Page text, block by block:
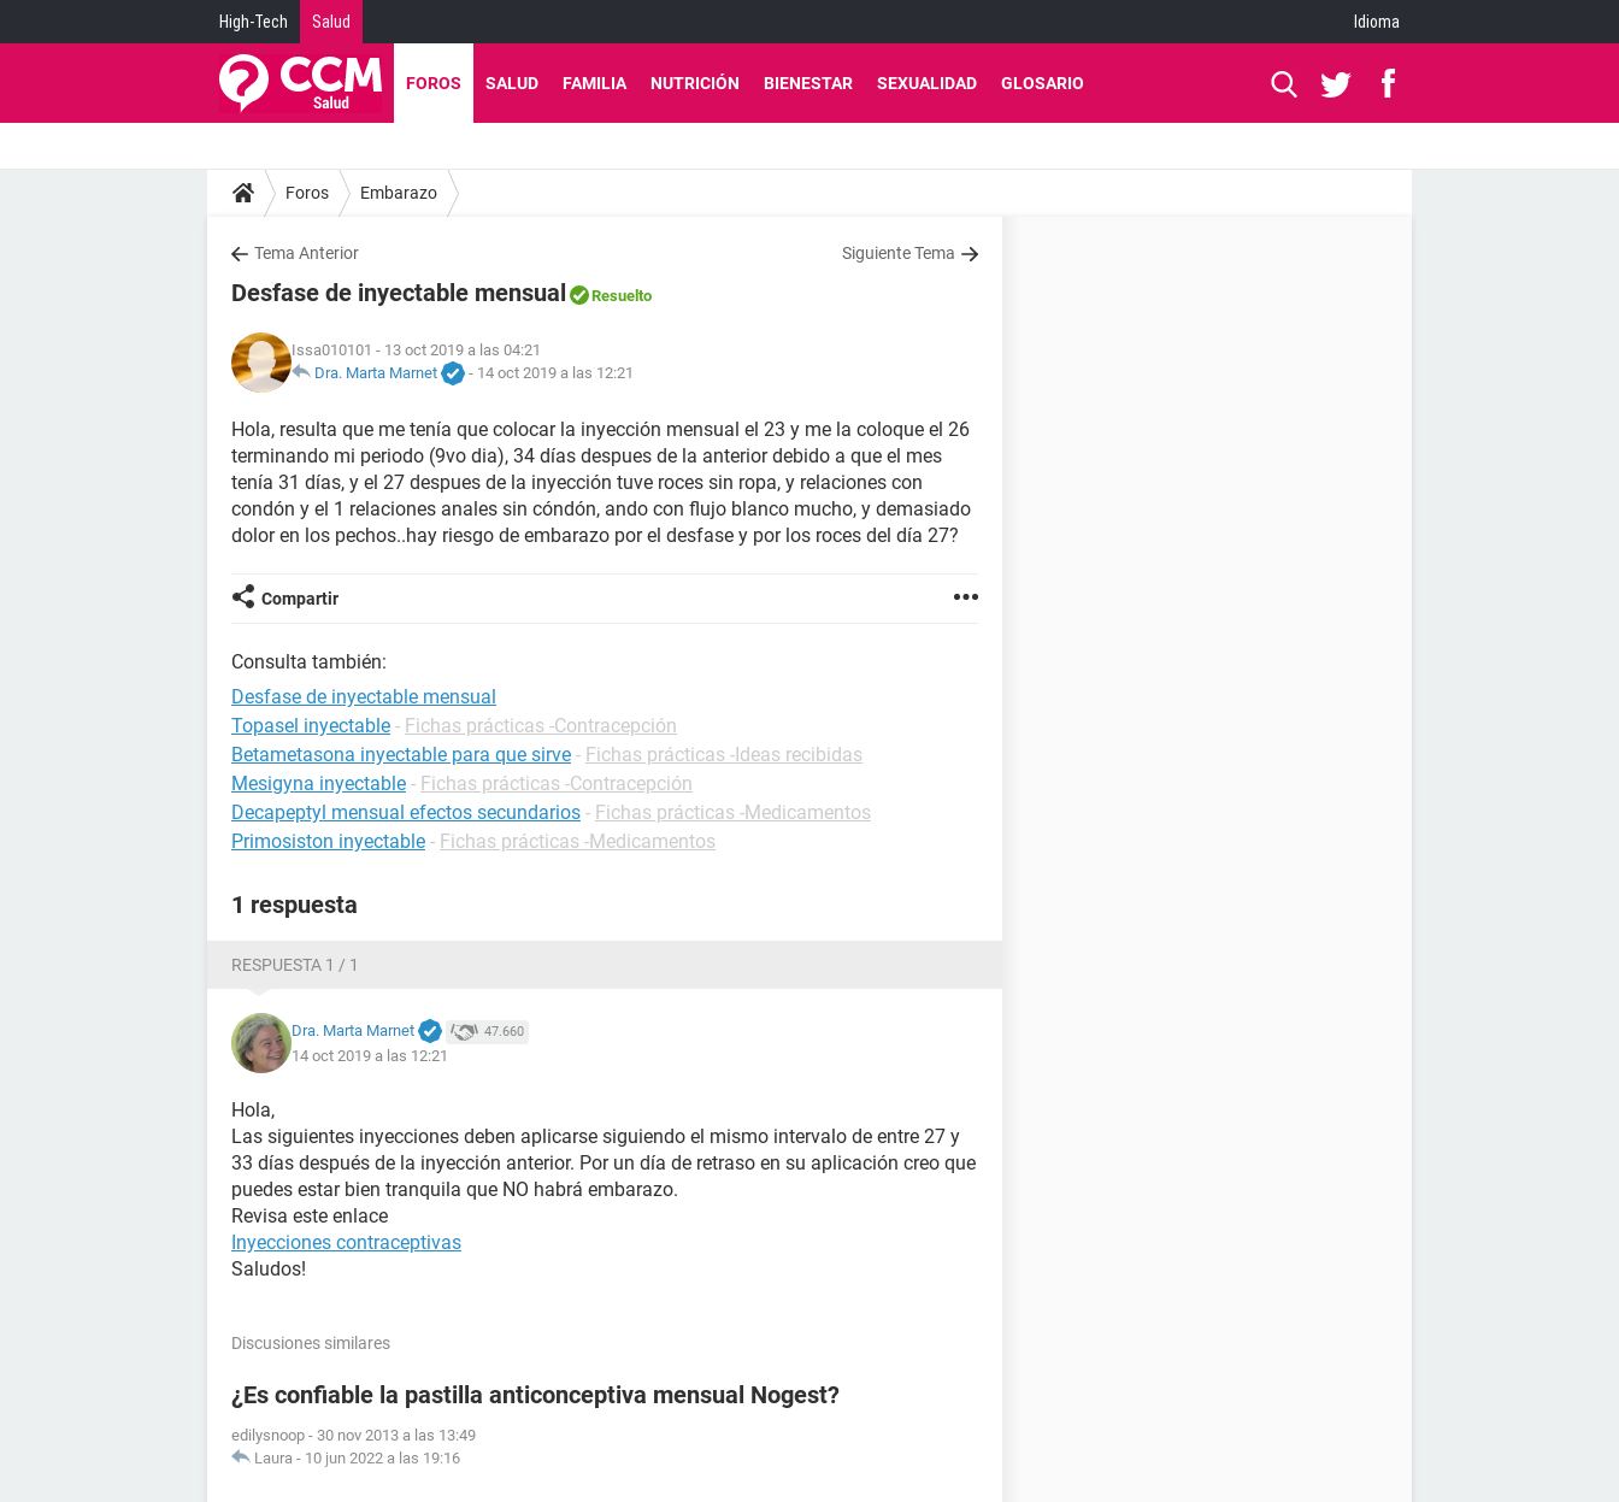
High-Tech Salud Idioma
FOROS SALUD FAMILIA NUTRICIÓN BIENESTAR SEXUALIDAD GLOSARIO
Foros Embarazo
Tema Anterior Siguiente Tema
Desfase de inyectable mensual Resuelto
Issa010101 - 13 oct 2019 a las 04:21
Dra. Marta Marnet
- 14 oct 2019 a las 12:21
Hola, resulta que me tenía que colocar la inyección mensual el 23 y me la coloque el 26
terminando mi periodo (9vo dia), 34 días despues de la anterior debido a que el mes
tenía 31 días, y el 27 despues de la inyección tuve roces sin ropa, y relaciones con
condón y el 1 relaciones anales sin cóndón, ando con flujo blanco mucho, y demasiado
dolor en los pechos..hay riesgo de embarazo por el desfase y por los roces del día 27?
Compartir
Consulta también:
Desfase de inyectable mensual
Topasel inyectable - Fichas prácticas -Contracepción
Betametasona inyectable para que sirve - Fichas prácticas -Ideas recibidas
Mesigyna inyectable - Fichas prácticas -Contracepción
Decapeptyl mensual efectos secundarios - Fichas prácticas -Medicamentos
Primosiston inyectable - Fichas prácticas -Medicamentos
1 respuesta
RESPUESTA 1 / 1
Dra. Marta Marnet 47.660
14 oct 2019 a las 12:21
Hola,
Las siguientes inyecciones deben aplicarse siguiendo el mismo intervalo de entre 27 y
33 días después de la inyección anterior. Por un día de retraso en su aplicación creo que
puedes estar bien tranquila que NO habrá embarazo.
Revisa este enlace
Inyecciones contraceptivas
Saludos!
Discusiones similares
¿Es confiable la pastilla anticonceptiva mensual Nogest?
edilysnoop - 30 nov 2013 a las 13:49
Laura - 10 jun 2022 a las 19:16